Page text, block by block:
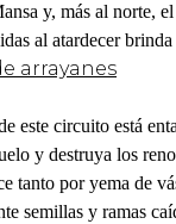
y, más al norte,
al atardecer
este circuito está
y destruya los
tanto por yema de
semillas y ramas